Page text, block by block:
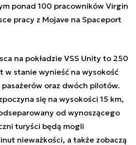
ponad 100 pracowników Virgin
pracy z Mojave na Spaceport
na pokładzie VSS Unity to 250
w stanie wynieść na wysokość
pasażerów oraz dwóch pilotów.
się na wysokości 15 km,
od wynoszącego
turyści będą mogli
nieważkości, a także zobaczą